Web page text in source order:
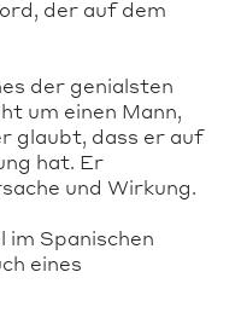
der auf dem
der genialsten
um einen Mann,
glaubt, dass er auf
hat. Er
und Wirkung.
im Spanischen
eines